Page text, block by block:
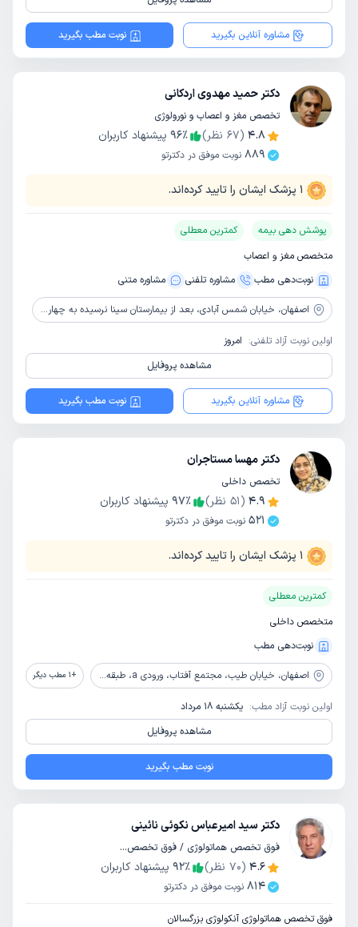
مشاوره آنلاین بگیرید نوبت مطب بگیرید
دکتر حمید مهدوی اردکانی
تخصص مغز و اعصاب و نورولوژی
4.8
(
67 نظر) 96٪
پیشنهاد کاربران
889 نوبت موفق در دکترتو
1 پزشک ایشان را تایید کرده‌اند.
پوشش دهی بیمه
کمترین معطلی
متخصص مغز و اعصاب
نوبت‌دهی مطب
مشاوره‌ تلفنی مشاوره‌ متنی
اصفهان، خیابان شمس آبادی، بعد از بیمارستان سینا نرسیده به چهارراه طالقانی، مجتمع پزشکی خورشید، طبقه 3
اولین نوبت آزاد تلفنی: امروز
مشاهده پروفایل
مشاوره آنلاین بگیرید نوبت مطب بگیرید
دکتر مهسا مستاجران
تخصص داخلی
4.9
(
51 نظر) 97٪
پیشنهاد کاربران
521 نوبت موفق در دکترتو
1 پزشک ایشان را تایید کرده‌اند.
کمترین معطلی
متخصص داخلی
نوبت‌دهی مطب
اصفهان، خیابان طیب، مجتمع آفتاب، ورودی a، طبقه 3، واحد 11 +
1 مطب دیگر
اولین نوبت آزاد مطب: یکشنبه 18 مرداد
مشاهده پروفایل
نوبت مطب بگیرید
دکتر سید امیرعباس نکوئی نائینی
فوق تخصص هماتولوژی / فوق تخصص آنکولوژی / تخصص داخلی
4.6
(
70 نظر) 92٪
پیشنهاد کاربران
814 نوبت موفق در دکترتو
فوق تخصص هماتولوژی آنکولوژی بزرگسالان